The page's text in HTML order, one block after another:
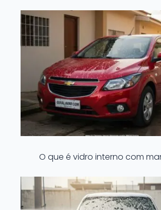
O que é vidro interno com